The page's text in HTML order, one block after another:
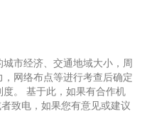
市经济、交通地域大小，周
网络布点等进行考查后确定
。 基于此，如果有合作机
致电，如果您有意见或建议